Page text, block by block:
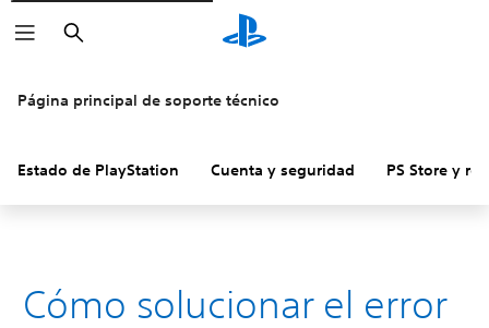
Buscar
Página principal de soporte técnico
Estado de PlayStation Cuenta y seguridad PS Store y
Cómo solucionar el error